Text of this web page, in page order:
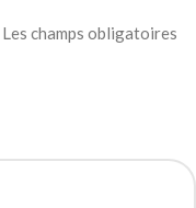
Les champs obligatoires